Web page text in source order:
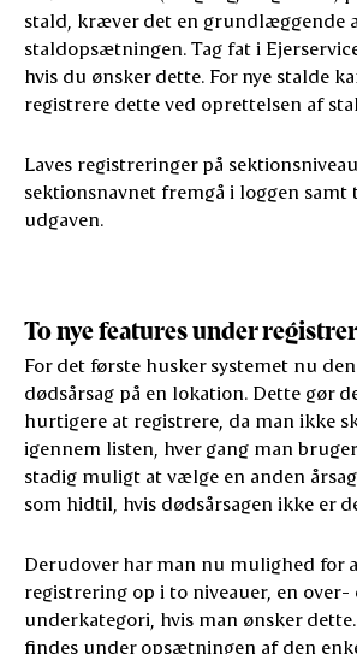
stald, kræver det en grundlæggende
staldopsætningen. Tag fat i Ejerservice
hvis du ønsker dette. For nye stalde
registrere dette ved oprettelsen af
Laves registreringer på
sektionsnavnet fremgå i loggen samt
udgaven.
To nye features under
For det første husker systemet nu
dødsårsag på en lokation. Dette gør
hurtigere at registrere, da man ikke
igennem listen, hver gang man
stadig muligt at vælge en anden
som hidtil, hvis dødsårsagen ikke er
Derudover har man nu mulighed for
registrering op i to niveauer, en over-
underkategori, hvis man ønsker
findes under opsætningen af den